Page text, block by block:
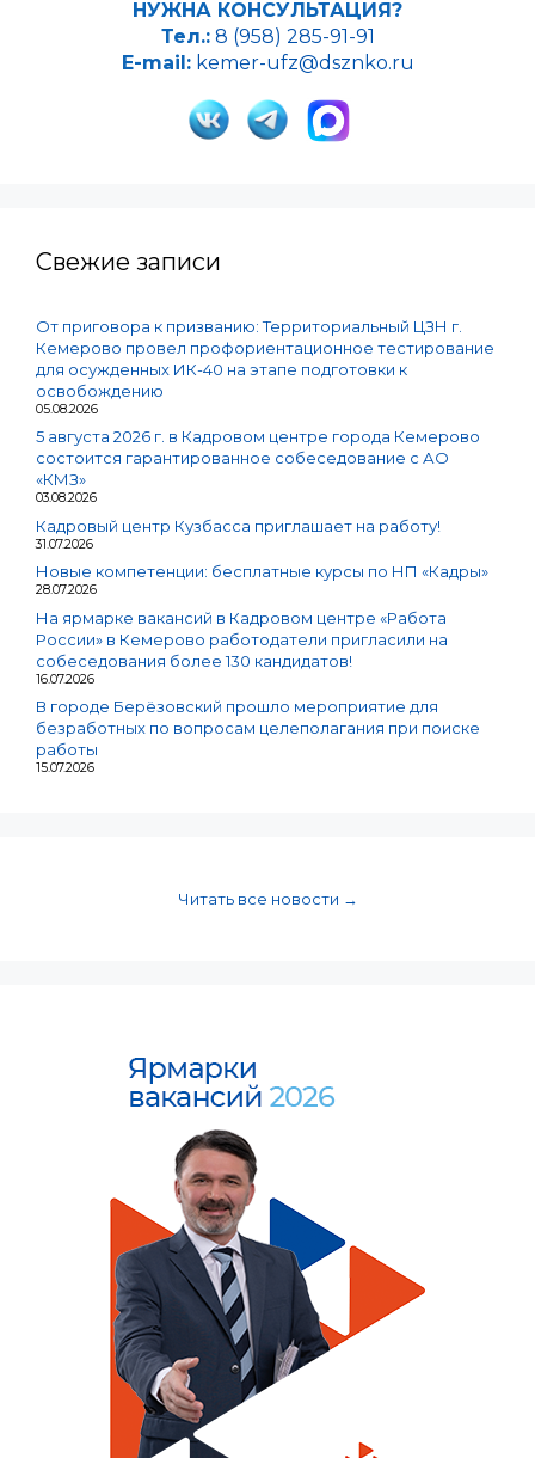
НУЖНА КОНСУЛЬТАЦИЯ?
Тел.: 8 (958) 285-91-91
E-mail: kemer-ufz@dsznko.ru
Свежие записи
От приговора к призванию: Территориальный ЦЗН г.
Кемерово провел профориентационное тестирование
для осужденных ИК-40 на этапе подготовки к
освобождению
05.08.2026
5 августа 2026 г. в Кадровом центре города Кемерово
состоится гарантированное собеседование с АО
«КМЗ»
03.08.2026
Кадровый центр Кузбасса приглашает на работу!
31.07.2026
Новые компетенции: бесплатные курсы по НП «Кадры»
28.07.2026
На ярмарке вакансий в Кадровом центре «Работа
России» в Кемерово работодатели пригласили на
собеседования более 130 кандидатов!
16.07.2026
В городе Берёзовский прошло мероприятие для
безработных по вопросам целеполагания при поиске
работы
15.07.2026
Читать все новости →